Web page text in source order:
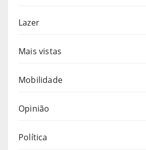
Lazer
Mais vistas
Mobilidade
Opinião
Política